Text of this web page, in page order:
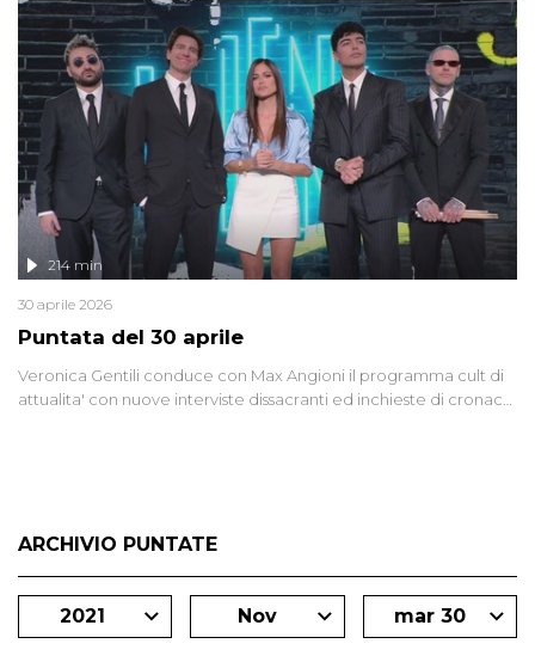
di settore - su quanto la guerra sia diventata una realtà pervasiva.
Anche se l'Italia non è direttamente coinvolta in conflitti armati, il
contesto globale rende impossibile considerarla un fenomeno
lontano.
Puntata del 30 aprile
214 min
30 aprile 2026
Veronica Gentili conduce con Max Angioni il programma cult di
attualita' con nuove interviste dissacranti ed inchieste di cronaca
ARCHIVIO PUNTATE
2021 Nov mar 30